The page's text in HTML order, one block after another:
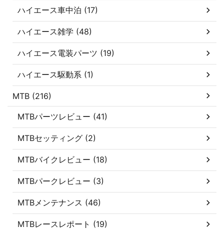
ハイエース車中泊 (17)
ハイエース雑学 (48)
ハイエース電装パーツ (19)
ハイエース駆動系 (1)
MTB (216)
MTBパーツレビュー (41)
MTBセッティング (2)
MTBバイクレビュー (18)
MTBパークレビュー (3)
MTBメンテナンス (46)
MTBレースレポート (19)